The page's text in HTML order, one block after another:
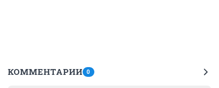
КОММЕНТАРИИ 0